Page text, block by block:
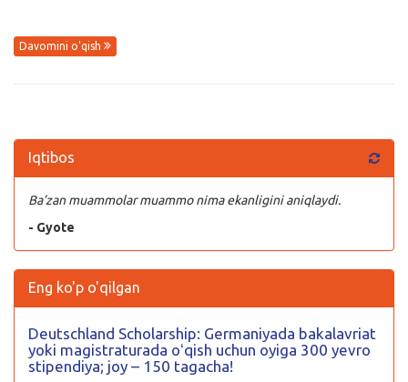
Davomini o'qish
Iqtibos
Ba’zan muammolar muammo nima ekanligini aniqlaydi.
- Gyote
Eng ko'p o'qilgan
Deutschland Scholarship: Germaniyada bakalavriat
yoki magistraturada oʻqish uchun oyiga 300 yevro
stipendiya; joy – 150 tagacha!